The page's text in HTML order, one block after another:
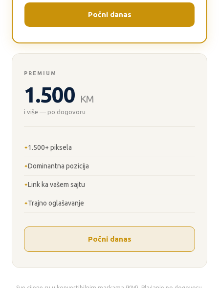
Počni danas
PREMIUM
1.500 KM
i više — po dogovoru
1.500+ piksela
Dominantna pozicija
Link ka vašem sajtu
Trajno oglašavanje
Počni danas